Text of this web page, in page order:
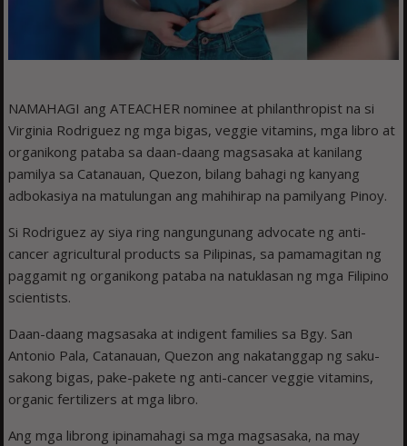
NAMAHAGI ang ATEACHER nominee at philanthropist na si
Virginia Rodriguez ng mga bigas, veggie vitamins, mga libro at
organikong pataba sa daan-daang magsasaka at kanilang
pamilya sa Catanauan, Quezon, bilang bahagi ng kanyang
adbokasiya na matulungan ang mahihirap na pamilyang Pinoy.
Si Rodriguez ay siya ring nangungunang advocate ng anti-
cancer agricultural products sa Pilipinas, sa pamamagitan ng
paggamit ng organikong pataba na natuklasan ng mga Filipino
scientists.
Daan-daang magsasaka at indigent families sa Bgy. San
Antonio Pala, Catanauan, Quezon ang nakatanggap ng saku-
sakong bigas, pake-pakete ng anti-cancer veggie vitamins,
organic fertilizers at mga libro.
Ang mga librong ipinamahagi sa mga magsasaka, na may